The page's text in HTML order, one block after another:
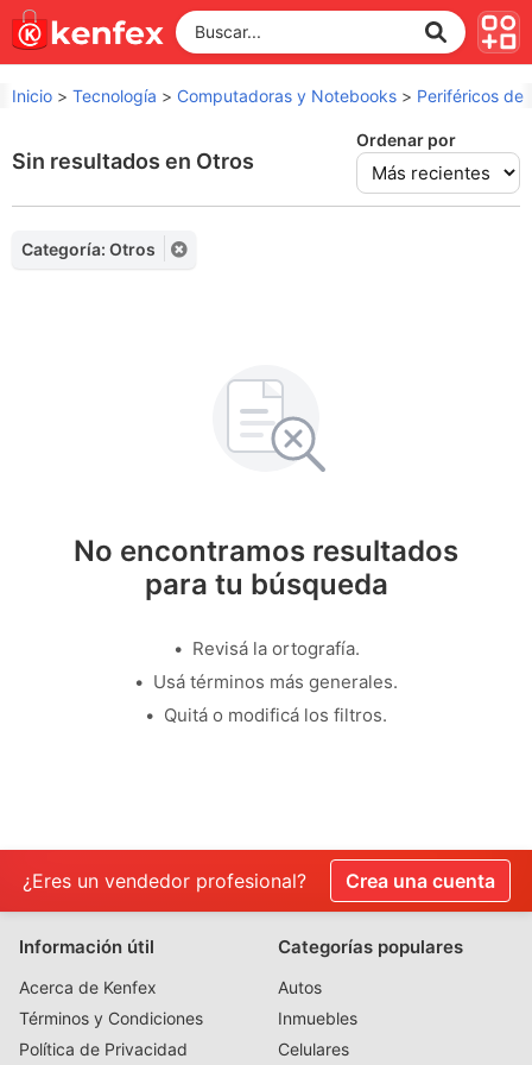
Inicio > Tecnología > Computadoras y Notebooks > Periféricos de
Sin resultados en Otros
Ordenar por
Categoría: Otros
No encontramos resultados
para tu búsqueda
Revisá la ortografía.
Usá términos más generales.
Quitá o modificá los filtros.
¿Eres un vendedor profesional? Crea una cuenta
Información útil
Acerca de Kenfex
Términos y Condiciones
Política de Privacidad
Categorías populares
Autos
Inmuebles
Celulares